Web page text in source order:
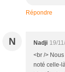
Répondre
N Nadji 19/
<br />
noté celle-